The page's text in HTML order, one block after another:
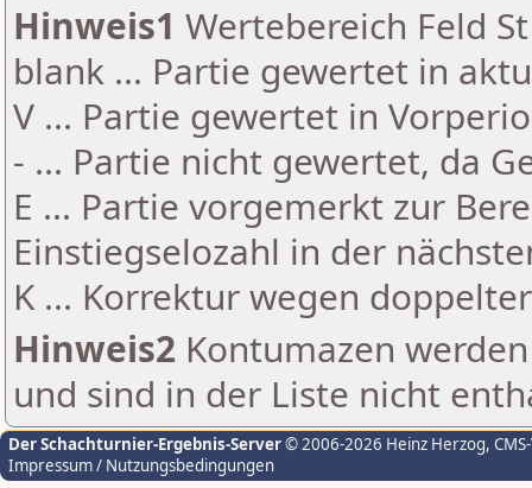
Hinweis1 Wertebereich Feld
blank ... Partie gewertet in
V ... Partie gewertet in
- ... Partie nicht gewertet, da
E ... Partie vorgemerkt zur
Einstiegselozahl in der
K ... Korrektur wegen
Hinweis2 Kontumazen
und sind in der Liste nicht
Der Schachturnier-Ergebnis-Server© 2006-2026 Heinz Herzog,
Impressum / Nutzungsbedingungen